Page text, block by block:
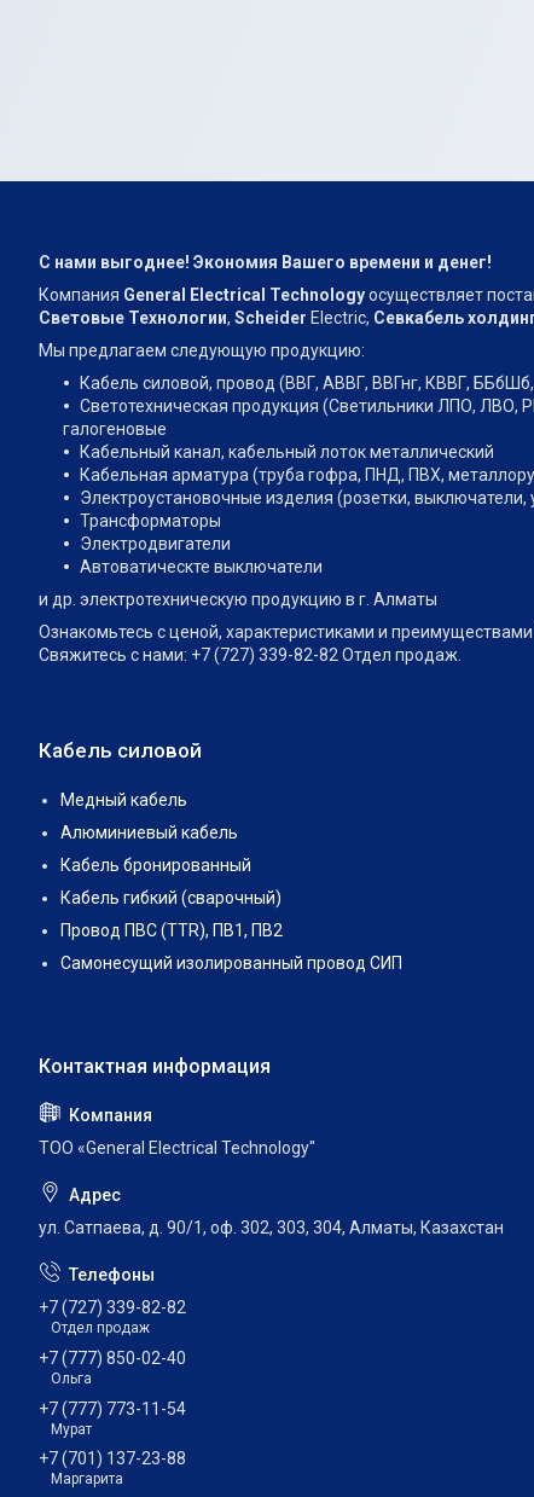
С нами выгоднее! Экономия Вашего времени и денег!
Компания General Electrical Technologyосуществляет
Световые Технологии, Scheider Electric, Севкабель
Мы предлагаем следующую продукцию:
Кабель силовой, провод (ВВГ, АВВГ, ВВГнг, КВВГ,
Светотехническая продукция (Светильники ЛПО,
галогеновые
Кабельный канал, кабельный лоток металлический
Кабельная арматура (труба гофра, ПНД, ПВХ,
Электроустановочные изделия (розетки, выключатели,
Трансформаторы
Электродвигатели
Автоватическте выключатели
и др. электротехническую продукцию в г. Алматы
Ознакомьтесь с ценой, характеристиками и
Свяжитесь с нами: +7 (727) 339-82-82 Отдел продаж.
Кабель силовой
Медный кабель
Алюминиевый кабель
Кабель бронированный
Кабель гибкий (сварочный)
Провод ПВС (TTR), ПВ1, ПВ2
Самонесущий изолированный провод СИП
ТОО «General Electrical Technology"
ул. Сатпаева, д. 90/1, оф. 302, 303, 304, Алматы, Казахстан
+7 (727) 339-82-82
Отдел продаж
+7 (777) 850-02-40
Ольга
+7 (777) 773-11-54
Мурат
+7 (701) 137-23-88
Маргарита